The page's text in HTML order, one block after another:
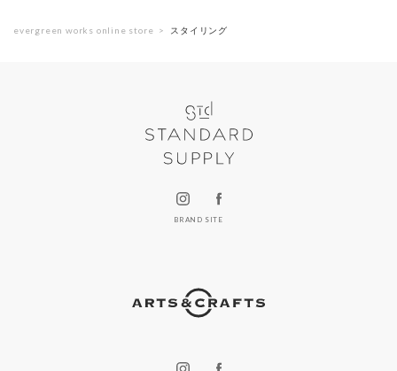
evergreen works online store スタイリング
BRAND SITE